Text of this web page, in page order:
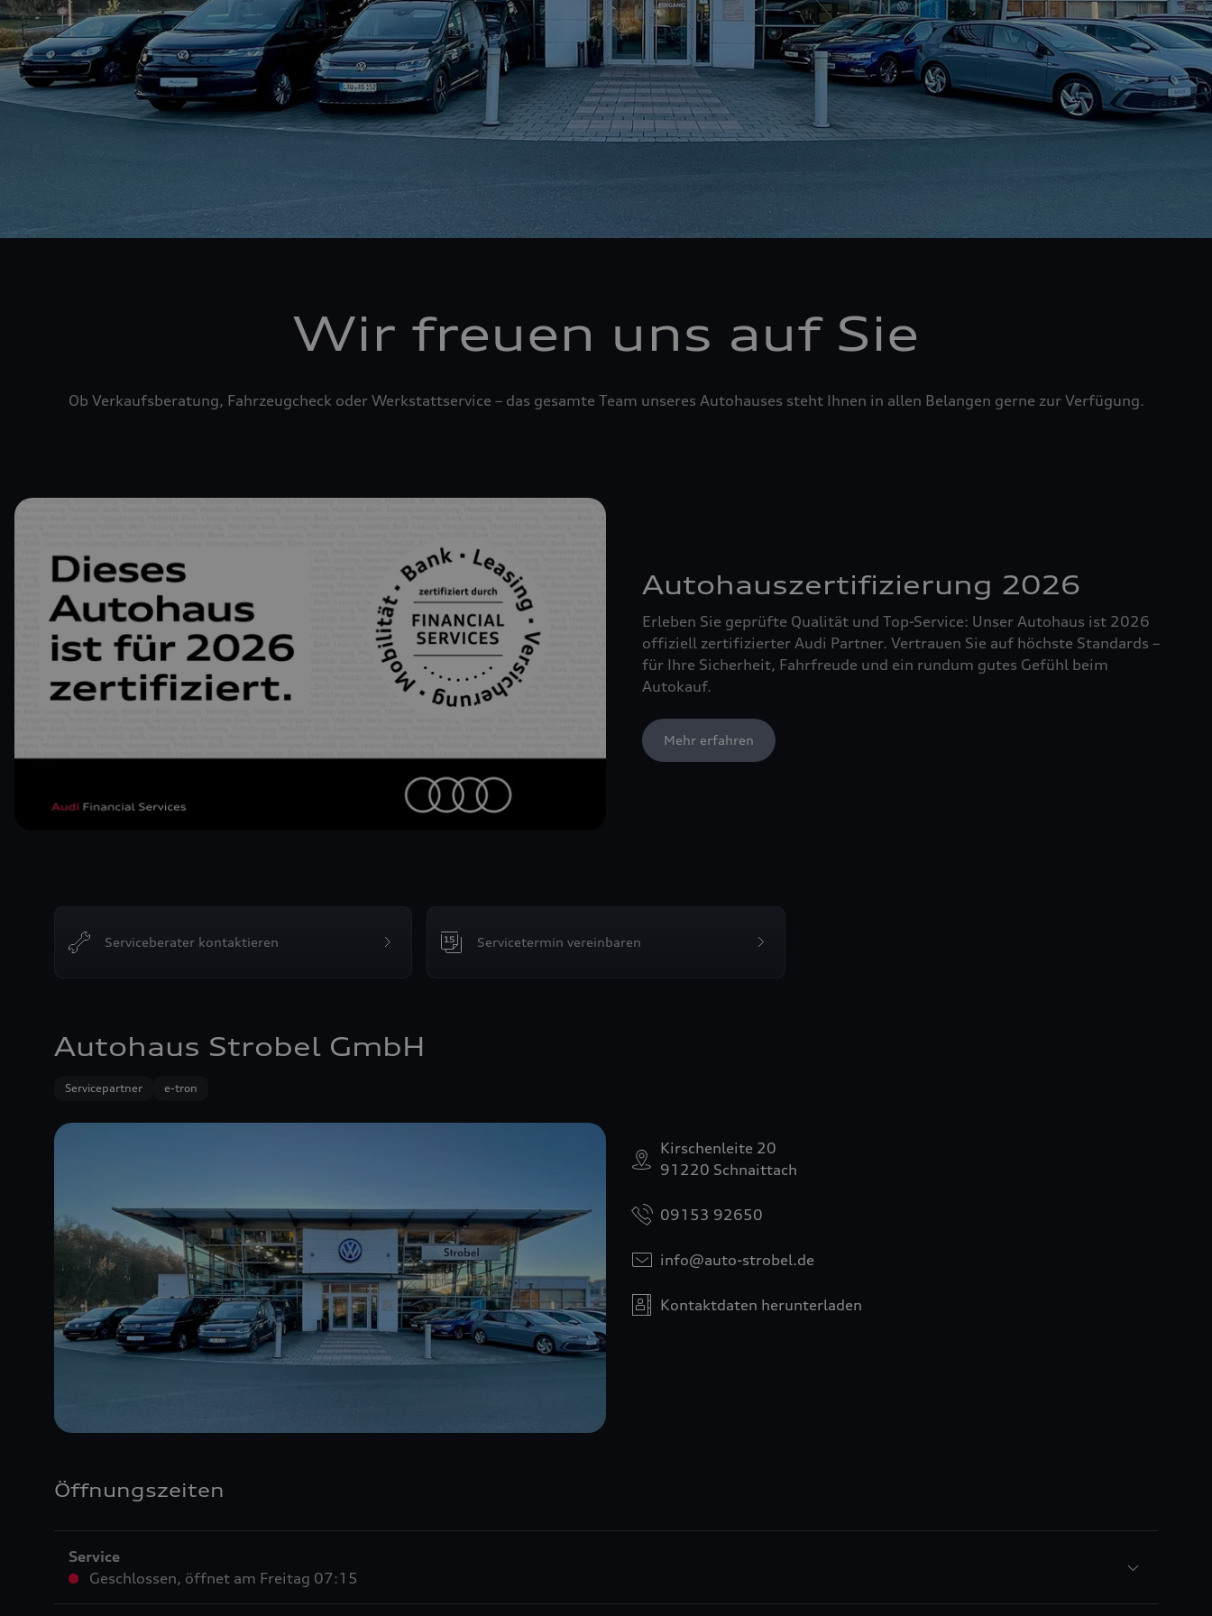
Wir freuen uns auf Sie
Ob Verkaufsberatung, Fahrzeugcheck oder Werkstattservice – das gesamte Team unseres Autohauses steht Ihnen in allen Belangen gerne zur Verfügung.
Autohauszertifizierung 2026
Erleben Sie geprüfte Qualität und Top-Service: Unser Autohaus ist 2026
offiziell zertifizierter Audi Partner. Vertrauen Sie auf höchste Standards –
für Ihre Sicherheit, Fahrfreude und ein rundum gutes Gefühl beim
Autokauf.
Mehr erfahren
Serviceberater kontaktieren Servicetermin vereinbaren
Autohaus Strobel GmbH
Servicepartner e-tron
Kirschenleite 20
91220 Schnaittach
09153 92650
info@auto-strobel.de
Kontaktdaten herunterladen
Öffnungszeiten
Service
Geschlossen, öffnet am Freitag 07:15